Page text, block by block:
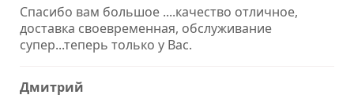
Cпасибо вам большое ....качество отличное,
доставка своевременная, обслуживание
супер...теперь только у Вас.
Дмитрий